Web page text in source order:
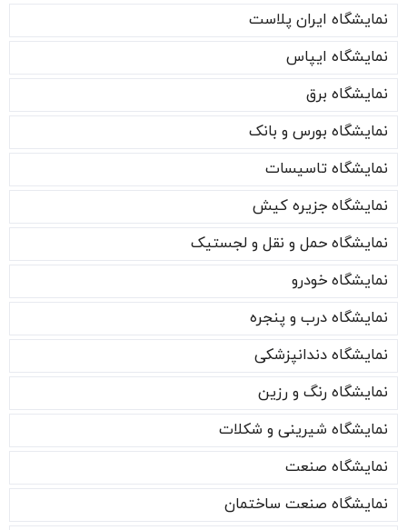
نمایشگاه ایران پلاست
نمایشگاه ایپاس
نمایشگاه برق
نمایشگاه بورس و بانک
نمایشگاه تاسیسات
نمایشگاه جزیره کیش
نمایشگاه حمل و نقل و لجستیک
نمایشگاه خودرو
نمایشگاه درب و پنجره
نمایشگاه دندانپزشکی
نمایشگاه رنگ و رزین
نمایشگاه شیرینی و شکلات
نمایشگاه صنعت
نمایشگاه صنعت ساختمان